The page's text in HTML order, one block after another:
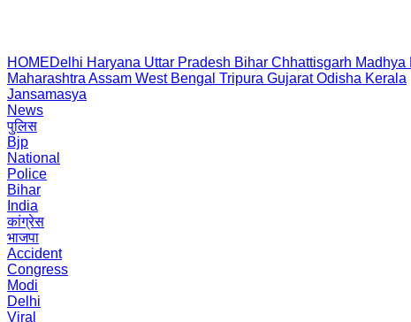
HOMEDelhi Haryana Uttar Pradesh Bihar Chhattisgarh Madhya
Maharashtra Assam West Bengal Tripura Gujarat Odisha Kerala
Jansamasya
News
पुलिस
Bjp
National
Police
Bihar
India
कांग्रेस
भाजपा
Accident
Congress
Modi
Delhi
Viral